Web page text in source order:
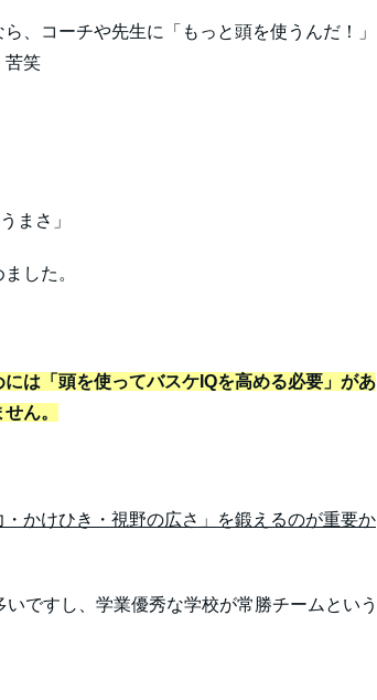
、コーチや先生に「もっと頭を使うんだ！」
苦笑
まさ」
した。
は「頭を使ってバスケIQを高める必要」があ
ん。
かけひき・視野の広さ」を鍛えるのが重要か
ですし、学業優秀な学校が常勝チームという